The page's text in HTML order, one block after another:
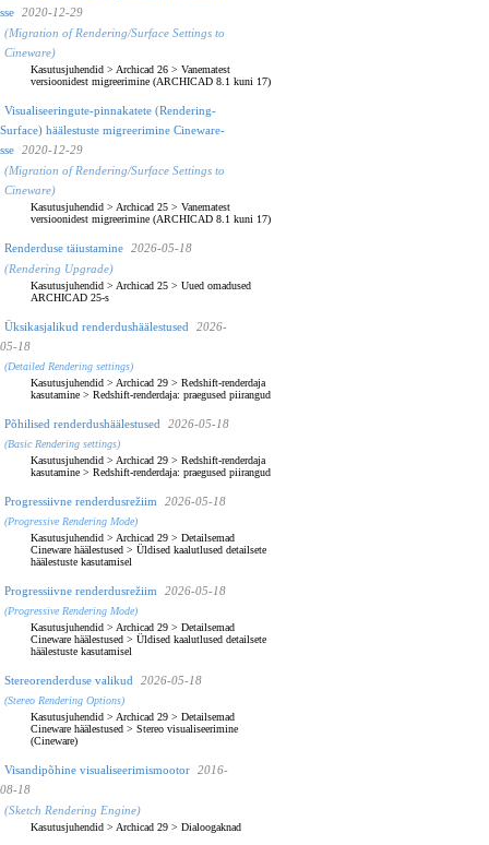
sse
2020-12-29
(Migration of Rendering/Surface Settings to
Cineware)
Kasutusjuhendid > Archicad 26 > Vanematest
versioonidest migreerimine (ARCHICAD 8.1 kuni 17)
Visualiseeringute-pinnakatete (Rendering-
Surface) häälestuste migreerimine Cineware-
sse
2020-12-29
(Migration of Rendering/Surface Settings to
Cineware)
Kasutusjuhendid > Archicad 25 > Vanematest
versioonidest migreerimine (ARCHICAD 8.1 kuni 17)
Renderduse täiustamine
2026-05-18
(Rendering Upgrade)
Kasutusjuhendid > Archicad 25 > Uued omadused
ARCHICAD 25-s
Üksikasjalikud renderdushäälestused
2026-
05-18
(Detailed Rendering settings)
Kasutusjuhendid > Archicad 29 > Redshift-renderdaja
kasutamine > Redshift-renderdaja: praegused piirangud
Põhilised renderdushäälestused 2026-05-18
(Basic Rendering settings)
Kasutusjuhendid > Archicad 29 > Redshift-renderdaja
kasutamine > Redshift-renderdaja: praegused piirangud
Progressiivne renderdusrežiim 2026-05-18
(Progressive Rendering Mode)
Kasutusjuhendid > Archicad 29 > Detailsemad
Cineware häälestused > Üldised kaalutlused detailsete
häälestuste kasutamisel
Progressiivne renderdusrežiim 2026-05-18
(Progressive Rendering Mode)
Kasutusjuhendid > Archicad 29 > Detailsemad
Cineware häälestused > Üldised kaalutlused detailsete
häälestuste kasutamisel
Stereorenderduse valikud 2026-05-18
(Stereo Rendering Options)
Kasutusjuhendid > Archicad 29 > Detailsemad
Cineware häälestused > Stereo visualiseerimine
(Cineware)
Visandipõhine visualiseerimismootor
2016-
08-18
(Sketch Rendering Engine)
Kasutusjuhendid > Archicad 29 > Dialoogaknad